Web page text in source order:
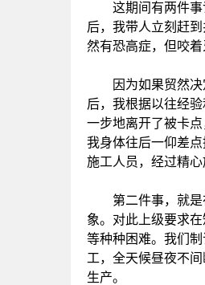
这期间有两件事记
后，我带人立刻赶
然有恐高症，但咬
因为如果贸然决定
后，我根据以往经
一步地离开了被卡
我身体往后一仰差
施工人员，经过精心
第二件事，就是在
象。对此上级要求
等种种困难。我们
工，全天候昼夜不
生产。